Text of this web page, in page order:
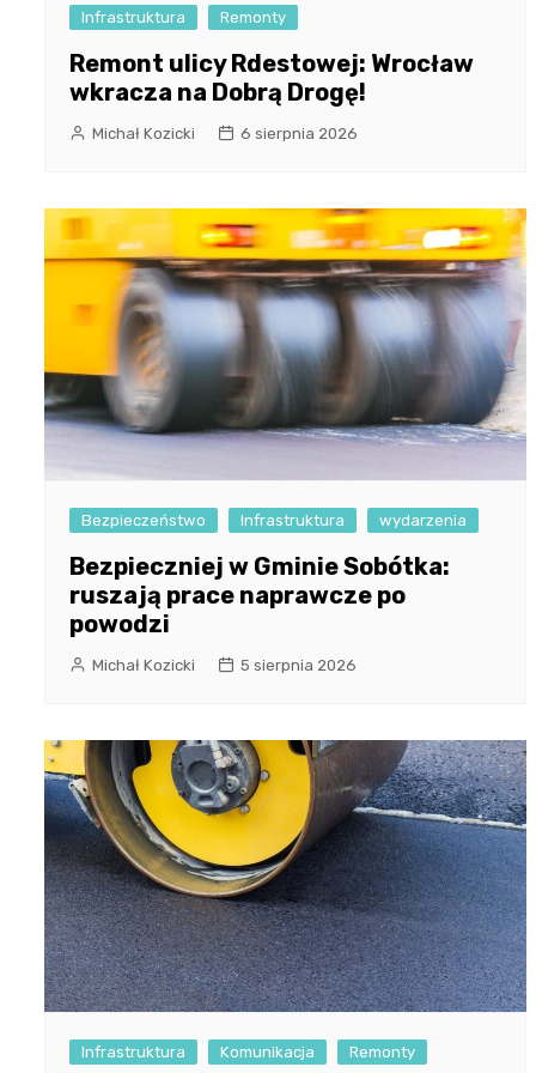
Infrastruktura Remonty
Remont ulicy Rdestowej: Wrocław
wkracza na Dobrą Drogę!
Michał Kozicki 6 sierpnia 2026
Bezpieczeństwo Infrastruktura wydarzenia
Bezpieczniej w Gminie Sobótka:
ruszają prace naprawcze po
powodzi
Michał Kozicki 5 sierpnia 2026
Infrastruktura Komunikacja Remonty